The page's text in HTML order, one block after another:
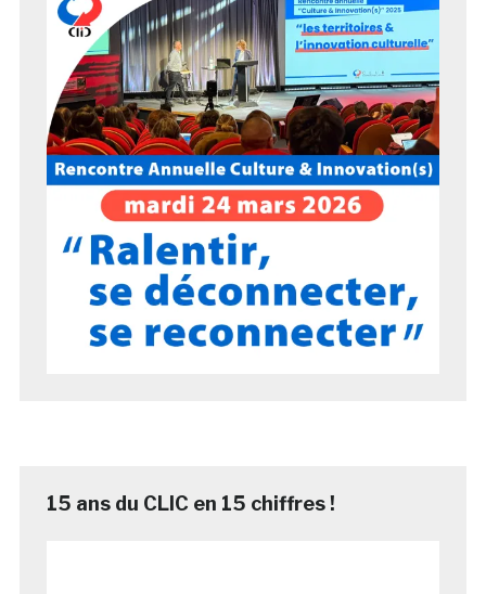
15 ans du CLIC en 15 chiffres !